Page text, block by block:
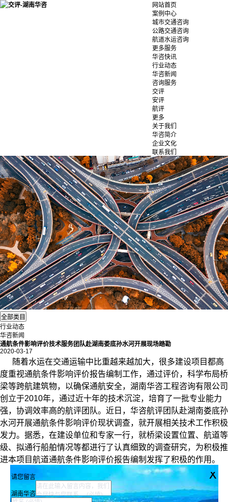
网站首页
案例中心
城市交通咨询
公路交通咨询
航道水运咨询
更多服务
华咨快讯
行业动态
华咨新闻
咨询服务
交评
安评
航评
更多
关于我们
华咨简介
企业文化
联系我们
行业动态
华咨新闻
通航条件影响评价技术服务团队赴湖南娄底孙水河开展现场踏勘
2020-03-17
随着水运在交通运输中比重越来越加大，很多建设项目都高
度重视通航条件影响评价报告编制 工作，通过评价，科学布局桥
梁等跨航建筑物，以确保通航安全，湖南华咨工程咨询有限公司
创立于2010年，通过近十年的技术沉淀，培育了一批专业能力
强，协调效率高的航评团队。近日，华咨航评团队赴湖南娄底孙
水河开展通航条件影响评价现状调查，就开展相关技术工作积极
发力。据悉，在建设单位和专家一行，就桥梁设置位置、航道等
级、拟通行船舶情况等都进行了认真细致的调查研究，为积极推
进本项目航道通航条件影响评价报告编制发挥了积极的作用。
请您留言 x
湖南华咨